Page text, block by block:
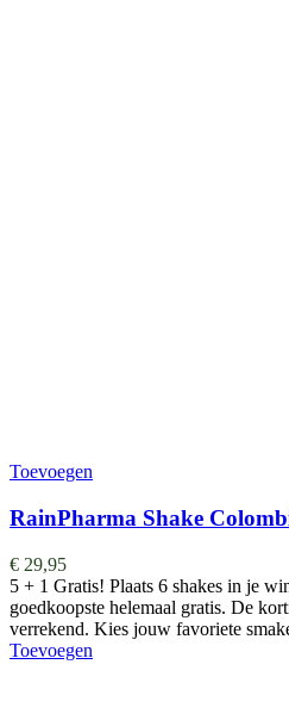
Toevoegen
RainPharma Shake
€ 29,95
5 + 1 Gratis! Plaats 6 shakes in je
goedkoopste helemaal gratis. De
verrekend. Kies jouw favoriete
Toevoegen